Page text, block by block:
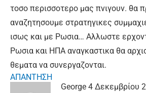
τοσο περισσοτερο μας πνιγουν. θα
αναζητησουμε στρατηγικες
ισως και με Ρωσια… Αλλωστε
Ρωσια και ΗΠΑ αναγκαστικα θα
θεματα να συνεργαζονται.
ΑΠΑΝΤΗΣΗ
George 4 Δεκεμβρίου